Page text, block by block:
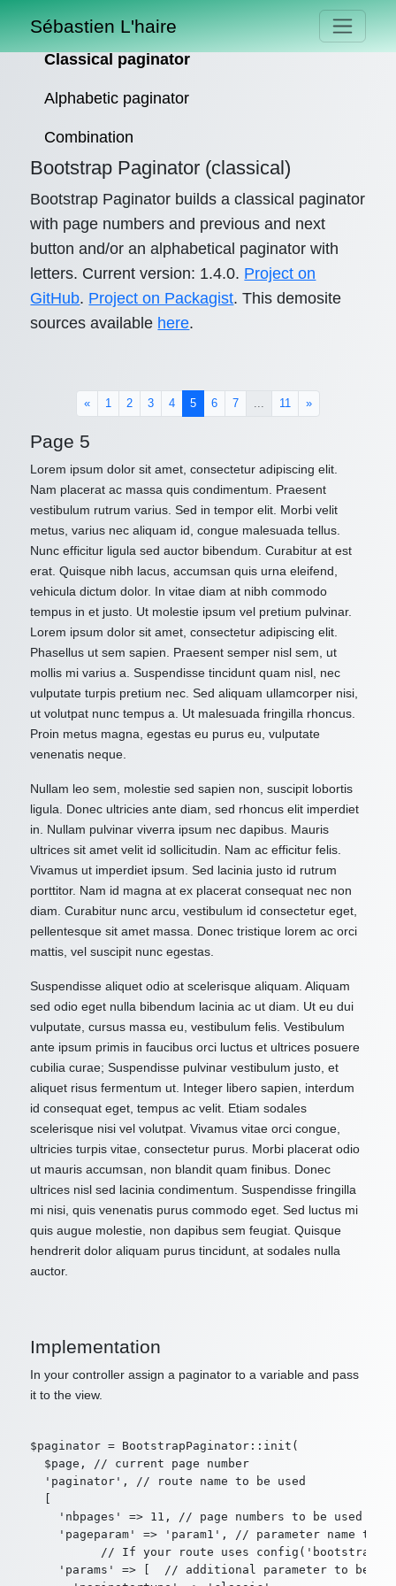
Sébastien L'haire
Classical paginator
Alphabetic paginator
Combination
Bootstrap Paginator (classical)
Bootstrap Paginator builds a classical paginator
with page numbers and previous and next
button and/or an alphabetical paginator with
letters. Current version: 1.4.0. Project on
GitHub. Project on Packagist. This demosite
sources available here.
« 1 2 3 4 5(current)
6 7 ... 11 »
Page 5
Lorem ipsum dolor sit amet, consectetur adipiscing elit.
Nam placerat ac massa quis condimentum. Praesent
vestibulum rutrum varius. Sed in tempor elit. Morbi velit
metus, varius nec aliquam id, congue malesuada tellus.
Nunc efficitur ligula sed auctor bibendum. Curabitur at est
erat. Quisque nibh lacus, accumsan quis urna eleifend,
vehicula dictum dolor. In vitae diam at nibh commodo
tempus in et justo. Ut molestie ipsum vel pretium pulvinar.
Lorem ipsum dolor sit amet, consectetur adipiscing elit.
Phasellus ut sem sapien. Praesent semper nisl sem, ut
mollis mi varius a. Suspendisse tincidunt quam nisl, nec
vulputate turpis pretium nec. Sed aliquam ullamcorper nisi,
ut volutpat nunc tempus a. Ut malesuada fringilla rhoncus.
Proin metus magna, egestas eu purus eu, vulputate
venenatis neque.
Nullam leo sem, molestie sed sapien non, suscipit lobortis
ligula. Donec ultricies ante diam, sed rhoncus elit imperdiet
in. Nullam pulvinar viverra ipsum nec dapibus. Mauris
ultrices sit amet velit id sollicitudin. Nam ac efficitur felis.
Vivamus ut imperdiet ipsum. Sed lacinia justo id rutrum
porttitor. Nam id magna at ex placerat consequat nec non
diam. Curabitur nunc arcu, vestibulum id consectetur eget,
pellentesque sit amet massa. Donec tristique lorem ac orci
mattis, vel suscipit nunc egestas.
Suspendisse aliquet odio at scelerisque aliquam. Aliquam
sed odio eget nulla bibendum lacinia ac ut diam. Ut eu dui
vulputate, cursus massa eu, vestibulum felis. Vestibulum
ante ipsum primis in faucibus orci luctus et ultrices posuere
cubilia curae; Suspendisse pulvinar vestibulum justo, et
aliquet risus fermentum ut. Integer libero sapien, interdum
id consequat eget, tempus ac velit. Etiam sodales
scelerisque nisi vel volutpat. Vivamus vitae orci congue,
ultricies turpis vitae, consectetur purus. Morbi placerat odio
ut mauris accumsan, non blandit quam finibus. Donec
ultrices nisl sed lacinia condimentum. Suspendisse fringilla
mi nisi, quis venenatis purus commodo eget. Sed luctus mi
quis augue molestie, non dapibus sem feugiat. Quisque
hendrerit dolor aliquam purus tincidunt, at sodales nulla
auctor.
Implementation
In your controller assign a paginator to a variable and pass
it to the view.
$paginator = BootstrapPaginator::init(
  $page, // current page number
  'paginator', // route name to be used
'nbpages' => 11, // page numbers to be used in
'pageparam' => 'param1', // parameter name to
// If your route uses
'params' => [  // additional parameter to be